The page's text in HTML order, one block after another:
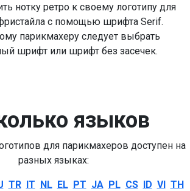
нотку ретро к своему логотипу для
с помощью шрифта Serif.
парикмахеру следует выбрать
шрифт или шрифт без засечек.
языков
для парикмахеров доступен на
разных языках:
TR IT NL EL PT JA PL CS ID VI TH